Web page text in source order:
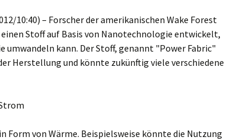
10:40) – Forscher der amerikanischen Wake Forest
einen Stoff auf Basis von Nanotechnologie entwickelt,
umwandeln kann. Der Stoff, genannt "Power Fabric"
Herstellung und könnte zukünftig viele verschiedene
Form von Wärme. Beispielsweise könnte die Nutzung